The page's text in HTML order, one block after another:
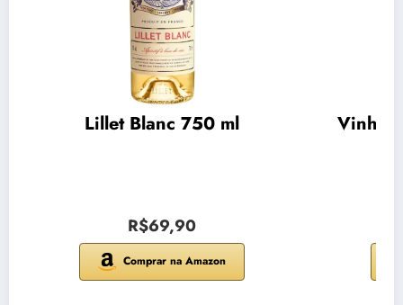
Lillet Blanc 750 ml
R$69,90
Comprar na Amazon
Vinho